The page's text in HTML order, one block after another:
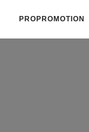
PROPROMOTION